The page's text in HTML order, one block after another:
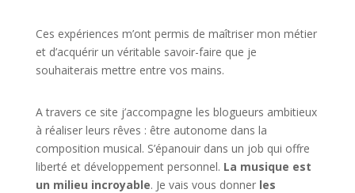
Ces expériences m’ont permis de maîtriser mon métier
et d’acquérir un véritable savoir-faire que je
souhaiterais mettre entre vos mains.
A travers ce site j’accompagne les blogueurs ambitieux
à réaliser leurs rêves : être autonome dans la
composition musical. S’épanouir dans un job qui offre
liberté et développement personnel. La musique est
un milieu incroyable. Je vais vous donner les